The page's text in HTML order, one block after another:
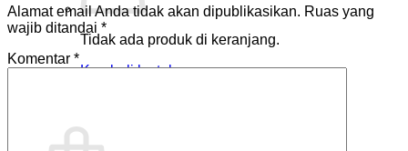
Tidak ada produk di keranjang.
Kembali ke toko
Alamat email Anda tidak akan dipublikasikan. Ruas yang
wajib ditandai *
Komentar *